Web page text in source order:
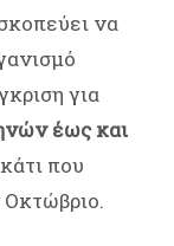
να
για
έως και
που
Οκτώβριο.